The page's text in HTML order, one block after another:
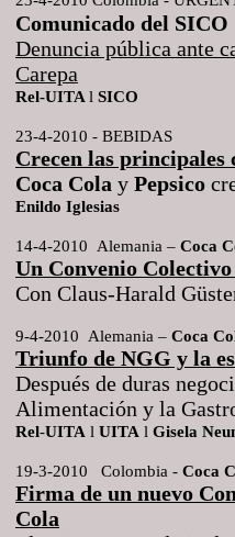
Comunicado del SICO
Denuncia pública ante
Carepa
Rel-UITA l SICO
23-4-2010 - BEBIDAS
Crecen las principales
Coca Cola y Pepsico
Enildo Iglesias
14-4-2010 Alemania – Coca
Un Convenio
Con Claus-Harald
9-4-2010 Alemania – Coca
Triunfo de NGG y la
Después de duras
Alimentación y la
Rel-UITA l UITA l Gisela
19-3-2010 Colombia - Coca
Firma de un nuevo
Cola